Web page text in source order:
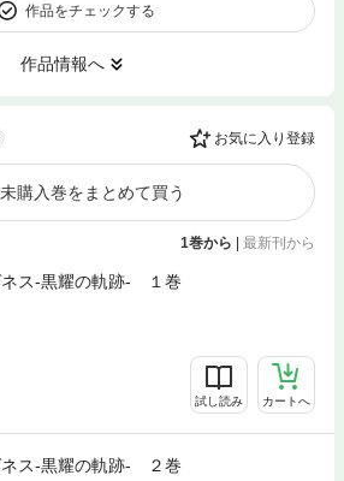
作品をチェックする
作品情報へ
お気に入り登録
未購入巻をまとめて買う
1巻から | 最新刊から
ネス-黒耀の軌跡- １巻
試し読み カートへ
ネス-黒耀の軌跡- ２巻